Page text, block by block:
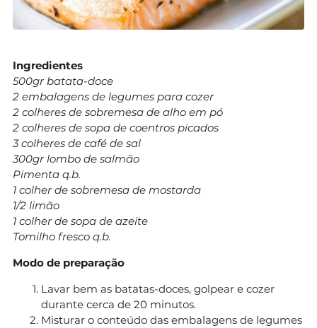
Ingredientes
500gr batata-doce
2 embalagens de legumes para cozer
2 colheres de sobremesa de alho em pó
2 colheres de sopa de coentros picados
3 colheres de café de sal
300gr lombo de salmão
Pimenta q.b.
1 colher de sobremesa de mostarda
1/2 limão
1 colher de sopa de azeite
Tomilho fresco q.b.
Modo de preparação
Lavar bem as batatas-doces, golpear e cozer
durante cerca de 20 minutos.
Misturar o conteúdo das embalagens de legumes